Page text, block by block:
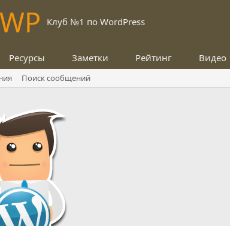
WP Клуб №1 по WordPress
Ресурсы Заметки Рейтинг Видео
Поиск сообщений